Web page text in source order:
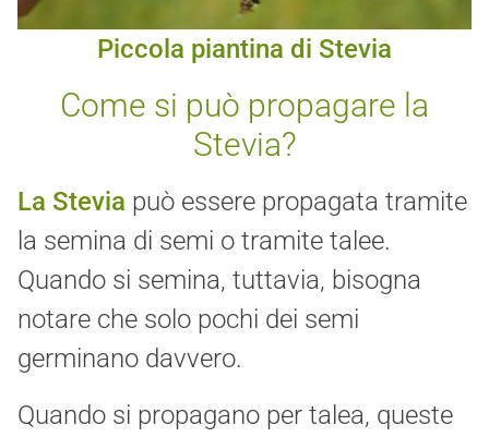
Piccola piantina di Stevia
Come si può propagare la
Stevia?
La Stevia può essere propagata tramite
la semina di semi o tramite talee.
Quando si semina, tuttavia, bisogna
notare che solo pochi dei semi
germinano davvero.
Quando si propagano per talea, queste